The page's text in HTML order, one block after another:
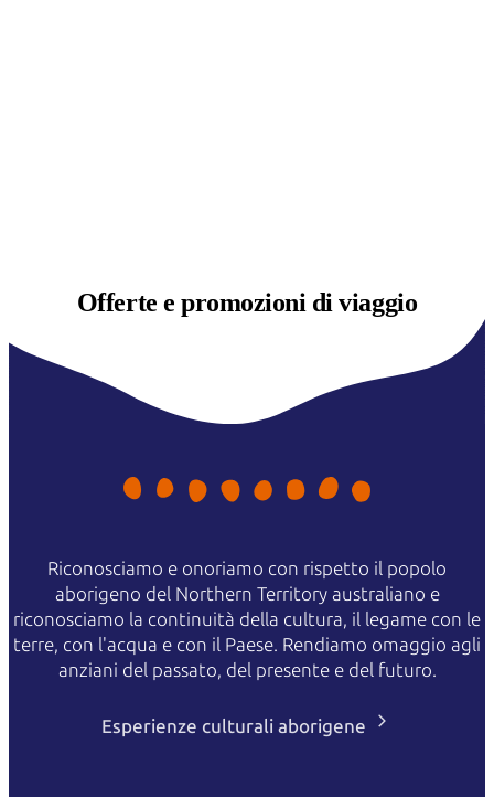
Offerte epromozioni di viaggio
Riconosciamo e onoriamo con rispetto il popolo
aborigeno del Northern Territory australiano e
riconosciamo la continuità della cultura, il legame con le
terre, con l'acqua e con il Paese. Rendiamo omaggio agli
anziani del passato, del presente e del futuro.
Esperienze culturali aborigene